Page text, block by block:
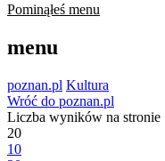
Pominąłeś menu
menu
poznan.pl Kultura
Wróć do poznan.pl
Liczba wyników na stronie
20
10